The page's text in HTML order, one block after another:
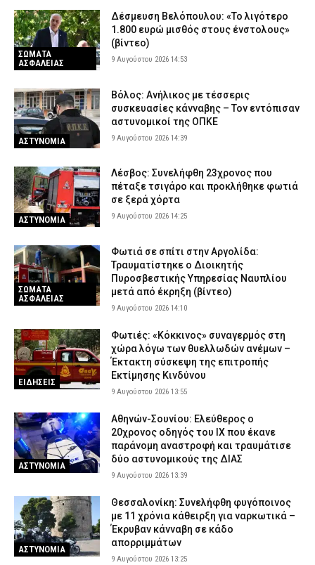
ΣΩΜΑΤΑ
ΑΣΦΑΛΕΙΑΣ
Δέσμευση Βελόπουλου: «Το λιγότερο
1.800 ευρώ μισθός στους ένστολους»
(βίντεο)
9 Αυγούστου 2026 14:53
ΑΣΤΥΝΟΜΙΑ
Βόλος: Ανήλικος με τέσσερις
συσκευασίες κάνναβης – Τον εντόπισαν
αστυνομικοί της ΟΠΚΕ
9 Αυγούστου 2026 14:39
ΑΣΤΥΝΟΜΙΑ
Λέσβος: Συνελήφθη 23χρονος που
πέταξε τσιγάρο και προκλήθηκε φωτιά
σε ξερά χόρτα
9 Αυγούστου 2026 14:25
ΣΩΜΑΤΑ
ΑΣΦΑΛΕΙΑΣ
Φωτιά σε σπίτι στην Αργολίδα:
Τραυματίστηκε o Διοικητής
Πυροσβεστικής Υπηρεσίας Ναυπλίου
μετά από έκρηξη (βίντεο)
9 Αυγούστου 2026 14:10
ΕΙΔΗΣΕΙΣ
Φωτιές: «Κόκκινος» συναγερμός στη
χώρα λόγω των θυελλωδών ανέμων –
Έκτακτη σύσκεψη της επιτροπής
Εκτίμησης Κινδύνου
9 Αυγούστου 2026 13:55
ΑΣΤΥΝΟΜΙΑ
Αθηνών-Σουνίου: Ελεύθερος ο
20χρονος οδηγός του ΙΧ που έκανε
παράνομη αναστροφή και τραυμάτισε
δύο αστυνομικούς της ΔΙΑΣ
9 Αυγούστου 2026 13:39
ΑΣΤΥΝΟΜΙΑ
Θεσσαλονίκη: Συνελήφθη φυγόποινος
με 11 χρόνια κάθειρξη για ναρκωτικά –
Έκρυβαν κάνναβη σε κάδο
απορριμμάτων
9 Αυγούστου 2026 13:25